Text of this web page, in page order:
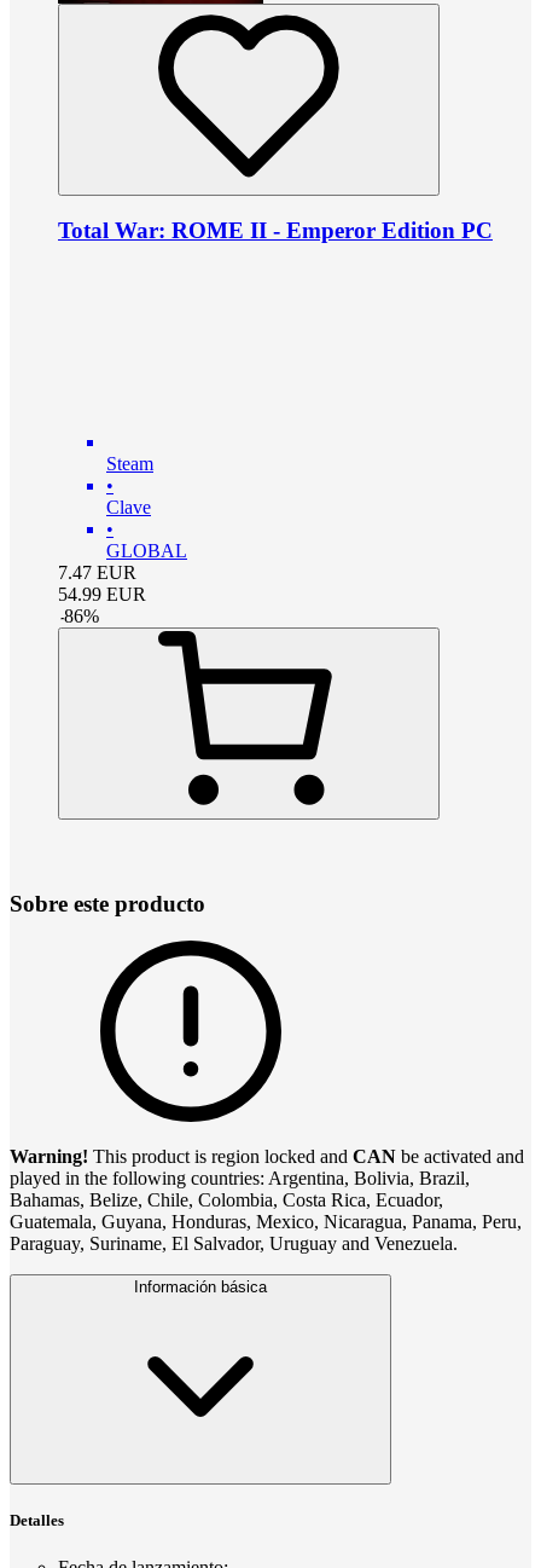
Total War: ROME II - Emperor Edition PC
Steam
•
Clave
•
GLOBAL
7.47 EUR
54.99 EUR
-86%
Sobre este producto
Warning! This product is region locked and CAN be activated and
played in the following countries: Argentina, Bolivia, Brazil,
Bahamas, Belize, Chile, Colombia, Costa Rica, Ecuador,
Guatemala, Guyana, Honduras, Mexico, Nicaragua, Panama, Peru,
Paraguay, Suriname, El Salvador, Uruguay and Venezuela.
Información básica
Detalles